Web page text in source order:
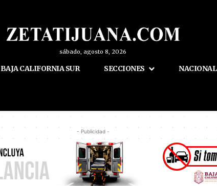
sábado, agosto 8, 2026
BAJA CALIFORNIA SUR SECCIONES NACIONAL
- Publicidad -